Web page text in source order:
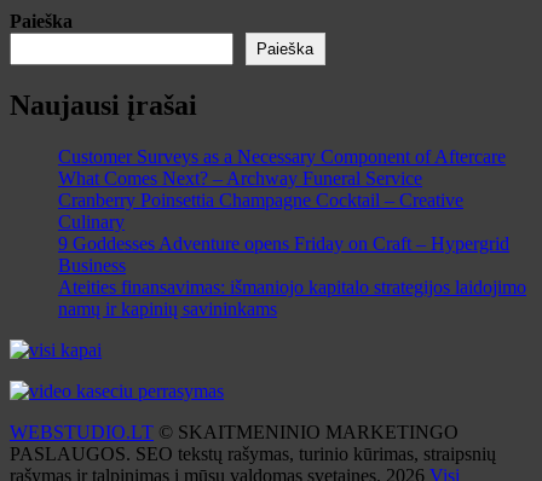
Paieška
Paieška
Naujausi įrašai
Customer Surveys as a Necessary Component of Aftercare
What Comes Next? – Archway Funeral Service
Cranberry Poinsettia Champagne Cocktail – Creative
Culinary
9 Goddesses Adventure opens Friday on Craft – Hypergrid
Business
Ateities finansavimas: išmaniojo kapitalo strategijos laidojimo
namų ir kapinių savininkams
WEBSTUDIO.LT © SKAITMENINIO MARKETINGO
PASLAUGOS. SEO tekstų rašymas, turinio kūrimas, straipsnių
rašymas ir talpinimas į mūsų valdomas svetaines. 2026 Visi